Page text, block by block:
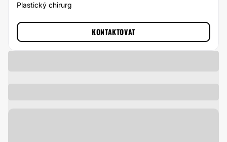
Plastický chirurg
KONTAKTOVAT